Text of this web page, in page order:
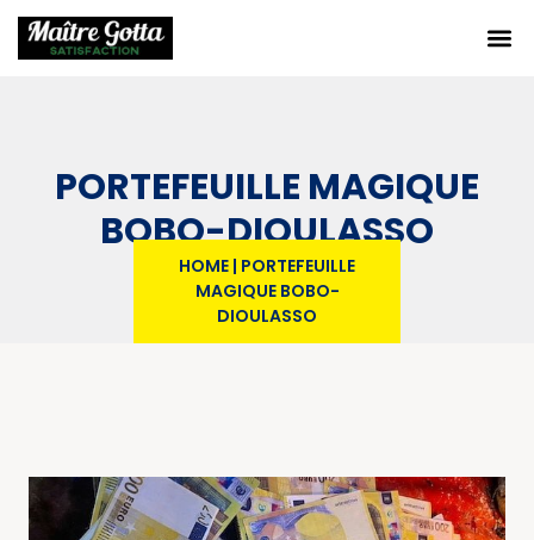
PORTEFEUILLE MAGIQUE
BOBO-DIOULASSO
HOME | PORTEFEUILLE
MAGIQUE BOBO-
DIOULASSO